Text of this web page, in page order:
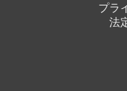
プラ
法